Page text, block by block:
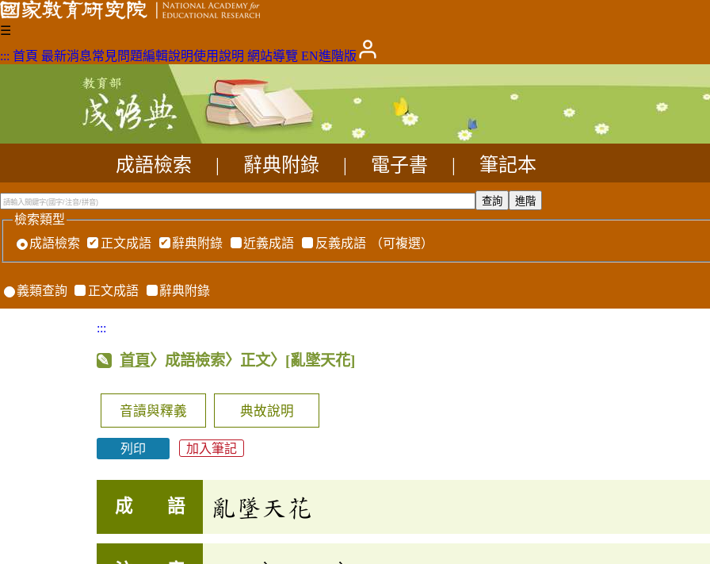
☰
::: 首頁 最新消息常見問題編輯說明使用說明 網站導覽 EN進階版
成語檢索 辭典附錄 電子書 筆記本
檢索類型
成語檢索
正文成語 辭典附錄 近義成語 反義成語 （可複選）
義類查詢 正文成語 辭典附錄
:::
首頁〉成語檢索〉正文〉 [亂墜天花]
音讀與釋義 典故說明
列印 加入筆記
成 語 亂墜天花